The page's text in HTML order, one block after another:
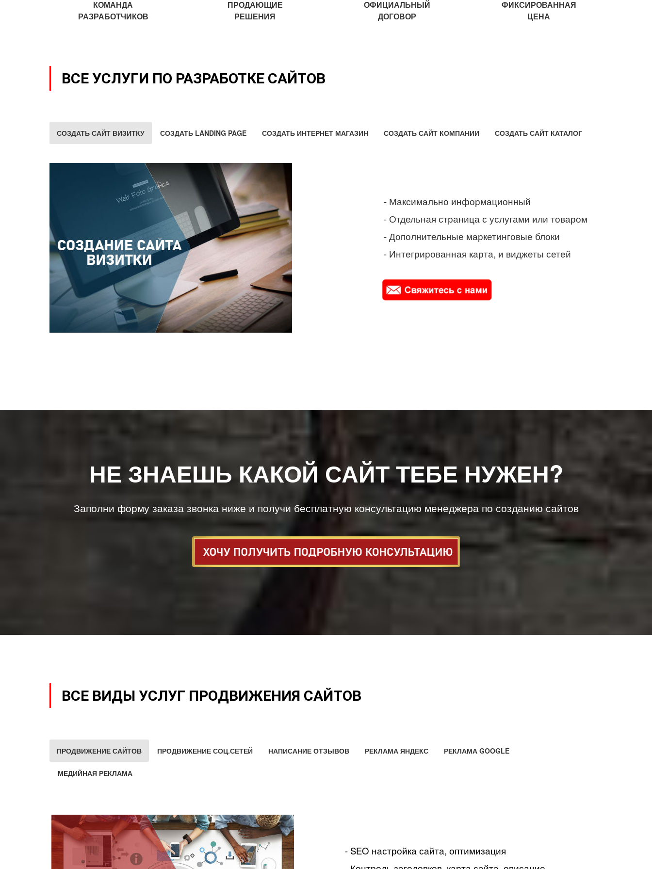
КОМАНДА
РАЗРАБОТЧИКОВ
ПРОДАЮЩИЕ
РЕШЕНИЯ
ОФИЦИАЛЬНЫЙ
ДОГОВОР
ФИКСИРОВАННАЯ
ЦЕНА
ВСЕ УСЛУГИ ПО РАЗРАБОТКЕ САЙТОВ
СОЗДАТЬ САЙТ ВИЗИТКУ СОЗДАТЬ LANDING PAGE СОЗДАТЬ ИНТЕРНЕТ МАГАЗИН СОЗДАТЬ САЙТ КОМПАНИИ СОЗДАТЬ САЙТ КАТАЛОГ
- Максимально информационный
- Отдельная страница с услугами или товаром
- Дополнительные маркетинговые блоки
- Интегрированная карта, и виджеты сетей
НЕ ЗНАЕШЬ КАКОЙ САЙТ ТЕБЕ НУЖЕН?
Заполни форму заказа звонка ниже и получи бесплатную консультацию менеджера по созданию сайтов
ВСЕ ВИДЫ УСЛУГ ПРОДВИЖЕНИЯ САЙТОВ
ПРОДВИЖЕНИЕ САЙТОВ ПРОДВИЖЕНИЕ СОЦ.СЕТЕЙ НАПИСАНИЕ ОТЗЫВОВ РЕКЛАМА ЯНДЕКС РЕКЛАМА GOOGLE
МЕДИЙНАЯ РЕКЛАМА
- SEO настройка сайта, оптимизация